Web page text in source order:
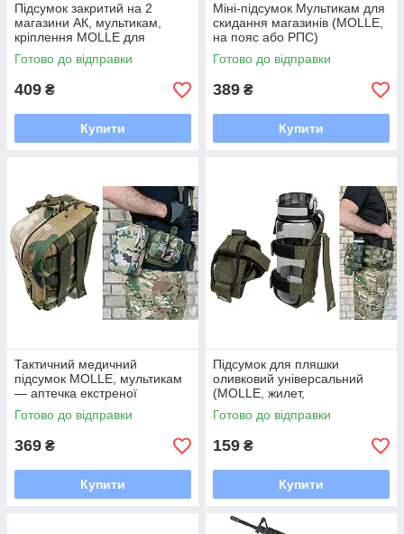
Підсумок закритий на 2
магазини АК, мультикам,
кріплення MOLLE для
жилета/РПС
Готово до відправки
409 ₴
Купити
Міні-підсумок Мультикам для
скидання магазинів (MOLLE,
на пояс або РПС)
Готово до відправки
389 ₴
Купити
Тактичний медичний
підсумок MOLLE, мультикам
— аптечка екстреної
допомоги для РПС/
розвантаження/жилету
Готово до відправки
369 ₴
Купити
Підсумок для пляшки
оливковий універсальний
(MOLLE, жилет,
розвантаження, РПС)
Готово до відправки
159 ₴
Купити